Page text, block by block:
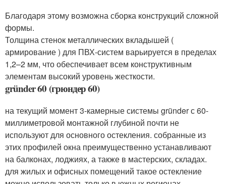
Благодаря этому возможна сборка конструкций сложной
формы.
Толщина стенок металлических вкладышей (
армирование ) для ПВХ-систем варьируется в пределах
1,2–2 мм, что обеспечивает всем конструктивным
элементам высокий уровень жесткости.
gründer 60 (грюндер 60)
на текущий момент 3-камерные системы gründer с 60-
миллиметровой монтажной глубиной почти не
используют для основного остекления. собранные из
этих профилей окна преимущественно устанавливают
на балконах, лоджиях, а также в мастерских, складах.
для жилых и офисных помещений такое остекление